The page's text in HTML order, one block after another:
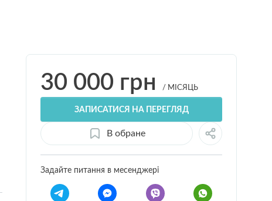
30 000 грн / МІСЯЦЬ
ЗАПИСАТИСЯ НА ПЕРЕГЛЯД
В обране
Задайте питання в месенджері